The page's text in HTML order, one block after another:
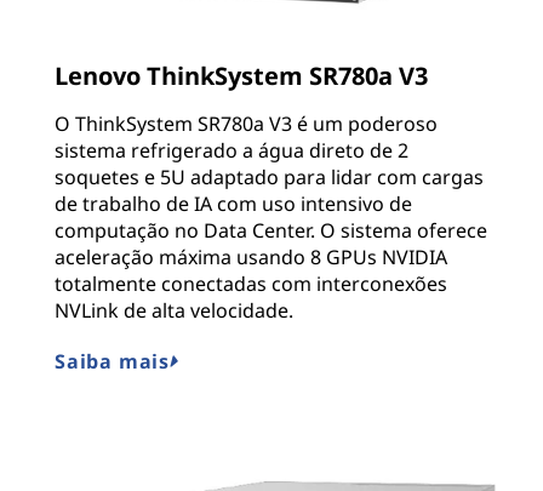
Lenovo ThinkSystem SR780a V3
O ThinkSystem SR780a V3 é um poderoso
sistema refrigerado a água direto de 2
soquetes e 5U adaptado para lidar com cargas
de trabalho de IA com uso intensivo de
computação no Data Center. O sistema oferece
aceleração máxima usando 8 GPUs NVIDIA
totalmente conectadas com interconexões
NVLink de alta velocidade.
Saiba mais